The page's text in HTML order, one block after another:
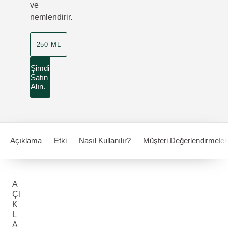
ve
nemlendirir.
250 ML
Şimdi
Satın
Alın.
Açıklama Etki Nasıl Kullanılır? Müşteri Değerlendirmeleri
A
ÇI
K
L
A